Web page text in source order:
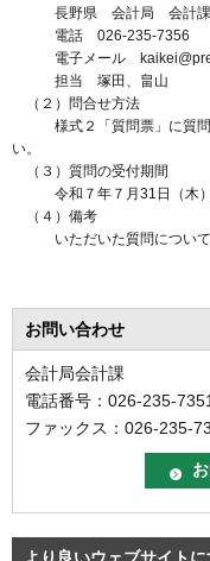
長野県 会計局 会計課
電話 026-235-7356
電子メール
担当 塚田、畠山
（２）問合せ方法
様式２「質問票」に質問
い。
（３）質問の受付期間
令和７年７月31日（木
（４）備考
いただいた質問については
お問い合わせ
会計局会計課
電話番号：026-235-
ファックス：026-235-
より良いウェブサイト